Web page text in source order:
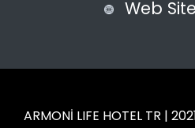
Web
ARMONİ LIFE HOTEL TR |